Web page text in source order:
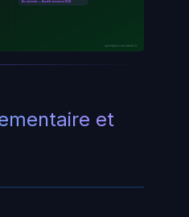
En entrée — Audit interne (9.2)
ayinedjimi-consultants.fr
et